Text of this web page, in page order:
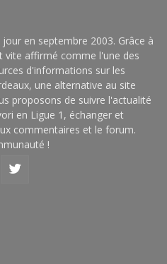
jour en septembre 2003. Grâce à
vite affirmé comme l'une des
d'informations sur les
une alternative au site
proposons de suivre l'actualité
en Ligue 1, échanger et
commentaires et le forum.
!